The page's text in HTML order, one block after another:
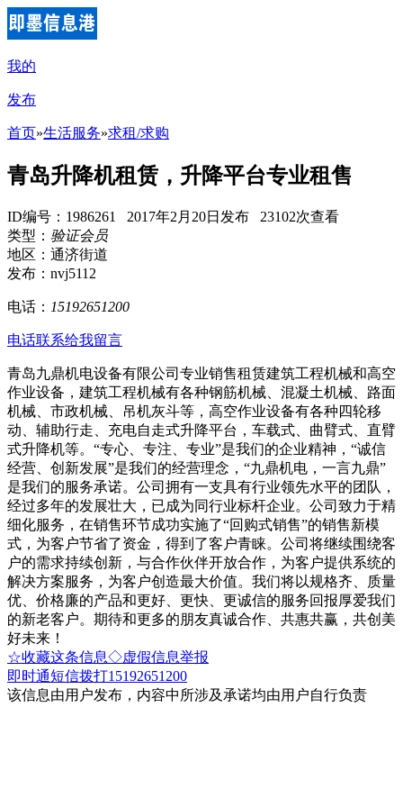
我的
发布
首页»生活服务»求租/求购
青岛升降机租赁，升降平台专业租售
ID编号：1986261 2017年2月20日发布 23102次查看
类型： 验证会员
地区：通济街道
发布：nvj5112
电话： 15192651200
电话联系给我留言
青岛九鼎机电设备有限公司专业销售租赁建筑工程机械和高空
作业设备，建筑工程机械有各种钢筋机械、混凝土机械、路面
机械、市政机械、吊机灰斗等，高空作业设备有各种四轮移
动、辅助行走、充电自走式升降平台，车载式、曲臂式、直臂
式升降机等。“专心、专注、专业”是我们的企业精神，“诚信
经营、创新发展”是我们的经营理念，“九鼎机电，一言九鼎”
是我们的服务承诺。公司拥有一支具有行业领先水平的团队，
经过多年的发展壮大，已成为同行业标杆企业。公司致力于精
细化服务，在销售环节成功实施了“回购式销售”的销售新模
式，为客户节省了资金，得到了客户青睐。公司将继续围绕客
户的需求持续创新，与合作伙伴开放合作，为客户提供系统的
解决方案服务，为客户创造最大价值。我们将以规格齐、质量
优、价格廉的产品和更好、更快、更诚信的服务回报厚爱我们
的新老客户。期待和更多的朋友真诚合作、共惠共赢，共创美
好未来！
☆收藏这条信息◇虚假信息举报
即时通短信拨打15192651200
该信息由用户发布，内容中所涉及承诺均由用户自行负责